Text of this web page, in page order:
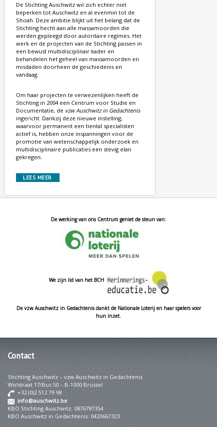
De Stichting Auschwitz wil zich echter niet
beperken tot Auschwitz en al evenmin tot de
Shoah. Deze ambitie blijkt uit het belang dat de
Stichting hecht aan alle massamoorden die
werden gepleegd door autoritaire regimes. Het
werk en de projecten van de Stichting passen in
een bewust multidisciplinair kader en
behandelen het geheel van massamoorden en
misdaden doorheen de geschiedenis en
vandaag.
Om haar projecten te verwezenlijken heeft de
Stichting in 2004 een Centrum voor Studie en
Documentatie, de vzw Auschwitz in Gedachtenis
ingericht. Dankzij deze nieuwe instelling,
waarvoor permanent een tiental specialisten
actief is, hebben onze inspanningen voor de
promotie van wetenschappelijk onderzoek en
multidisciplinaire publicaties een stevig elan
gekregen.
LEES MEER
De werking van ons Centrum geniet de steun van:
We zijn lid van het BCH
De vzw Auschwitz in Gedachtenis dankt de Nationale Loterij en haar spelers voor
hun inzet.
Contact
Stichting Auschwitz – vzw Auschwitz in Gedachtenis
Wolstraat 17/Bus 50 – B-1000 Brussel
+32 (0)2 512 79 98
info@auschwitz.be
KBO Stichting Auschwitz: 0876787354
KBO Auschwitz in Gedachtenis: 0420667323